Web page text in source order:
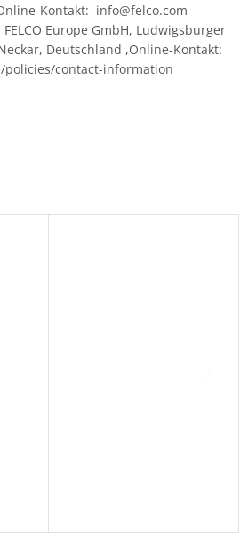
Kontakt: info@felco.com
Europe GmbH, Ludwigsburger
Deutschland ,Online-Kontakt:
contact-information